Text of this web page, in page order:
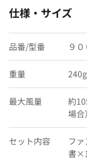
仕様・サイズ
品番/型番 ９
重量
最大風量
約
場合）
セット内容
フ
書×1